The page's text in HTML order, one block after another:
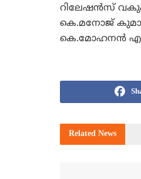
റിലേഷന്‍സ്
കെ.മനോജ്
കെ.മോഹനന്‍
Related News